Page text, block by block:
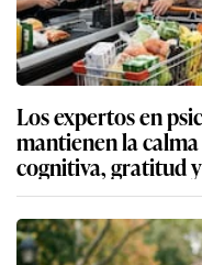
Los expertos en
mantienen la
cognitiva, gratitud